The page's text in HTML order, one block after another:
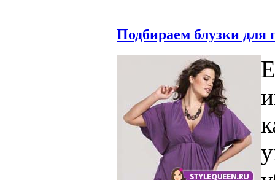
Подбираем блузки для